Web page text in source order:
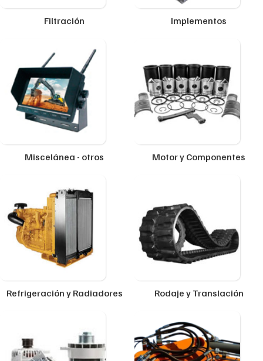
Filtración Implementos
Miscelánea - otros Motor y Componentes
Refrigeración y Radiadores Rodaje y Translación